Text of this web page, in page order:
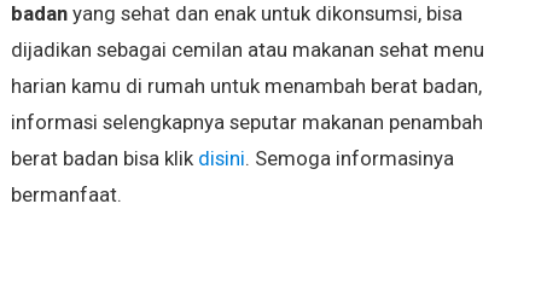
badanyang sehat dan enak untuk dikonsumsi, bisa
dijadikan sebagai cemilan atau makanan sehat menu
harian kamu di rumah untuk menambah berat badan,
informasi selengkapnya seputar makanan penambah
berat badan bisa klik disini. Semoga informasinya
bermanfaat.